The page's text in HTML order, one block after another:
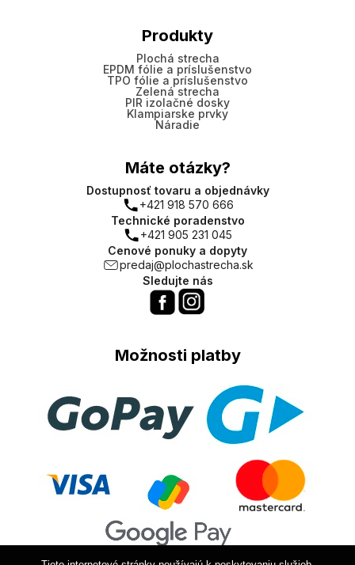
Produkty
Plochá strecha
EPDM fólie a príslušenstvo
TPO fólie a príslušenstvo
Zelená strecha
PIR izolačné dosky
Klampiarske prvky
Náradie
Máte otázky?
Dostupnosť tovaru a objednávky
+421 918 570 666
Technické poradenstvo
+421 905 231 045
Cenové ponuky a dopyty
predaj@plochastrecha.sk
Sledujte nás
Možnosti platby